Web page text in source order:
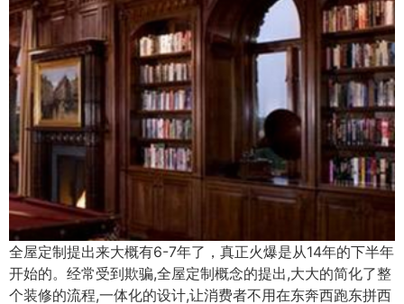
全屋定制提出来大概有6-7年了，真正火爆是从14年的下半年
开始的。经常受到欺骗,全屋定制概念的提出,大大的简化了整
个装修的流程,一体化的设计,让消费者不用在东奔西跑东拼西